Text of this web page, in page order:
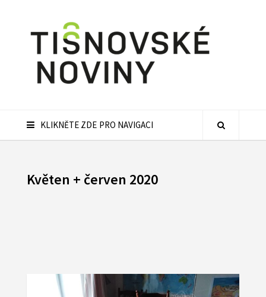
KLIKNĚTE ZDE PRO NAVIGACI
Květen + červen 2020